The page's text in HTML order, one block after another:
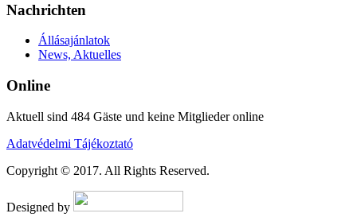
Nachrichten
Állásajánlatok
News, Aktuelles
Online
Aktuell sind 484 Gäste und keine Mitglieder online
Adatvédelmi Tájékoztató
Copyright © 2017. All Rights Reserved.
Designed by